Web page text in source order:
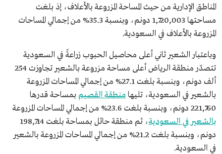
المناطق الإدارية من حيث المساحة المزروعة بالأعلاف، إذ بلغت
مساحتها 1,720,003 دونم، وبنسبة 35.3% من إجمالي المساحات
المزروعة بالأعلاف في السعودية.
وباعتبار الشعير ثاني أعلى محاصيل الحبوب زراعةً في السعودية
تتصدّر منطقة الرياض أعلى مساحة مزروعة بالشعير تجاوزت 254
ألف دونم، وبنسبة بلغت 27.1% من إجمالي المساحات المزروعة
بالشعير في السعودية، تليها منطقة القصيم بمساحة قدرها
221,760 دونم، وبنسبة بلغت 23.6% من إجمالي المساحات المزروعة
بالشعير في السعودية
، ثم منطقة حائل بمساحة بلغت 198,714
دونم، وبنسبة بلغت 21.2% من إجمالي المساحات المزروعة بالشعير
في السعودية.